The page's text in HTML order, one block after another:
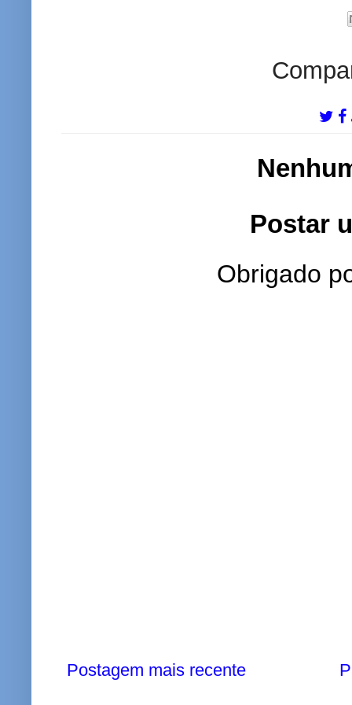
Postar
Obrigado
Postagem mais recente